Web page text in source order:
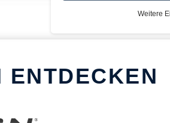
ENTDECKEN
Weitere